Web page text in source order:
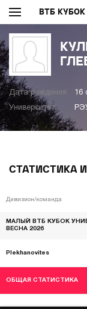
ВТБ
Дата рождения: 16
Университет:
СТАТИСТИКА
Дивизион/команда
МАЛЫЙ ВТБ КУБОК
ВЕСНА 2026
Plekhanovites
ОБЩАЯ СТАТИСТИКА